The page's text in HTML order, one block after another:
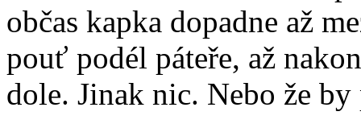
občas kapka dopadne až
pouť podél páteře, až
dole. Jinak nic. Nebo že by